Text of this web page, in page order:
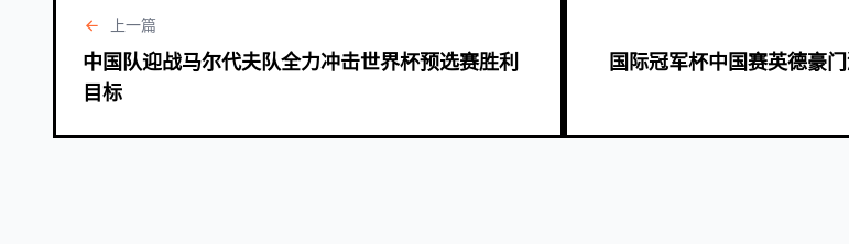
上一篇
中国队迎战马尔代夫队全力冲击世界杯预选赛胜利
目标
国际冠军杯中国赛英德豪